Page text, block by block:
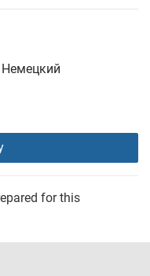
Немецкий
for this